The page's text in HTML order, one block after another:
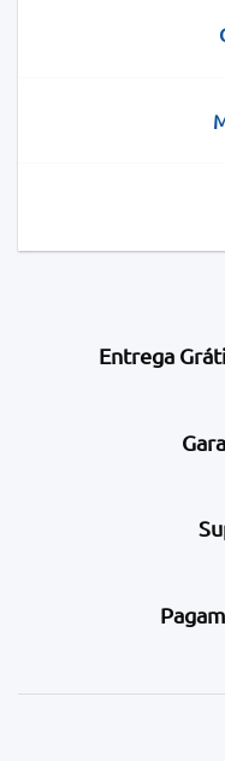
Entrega